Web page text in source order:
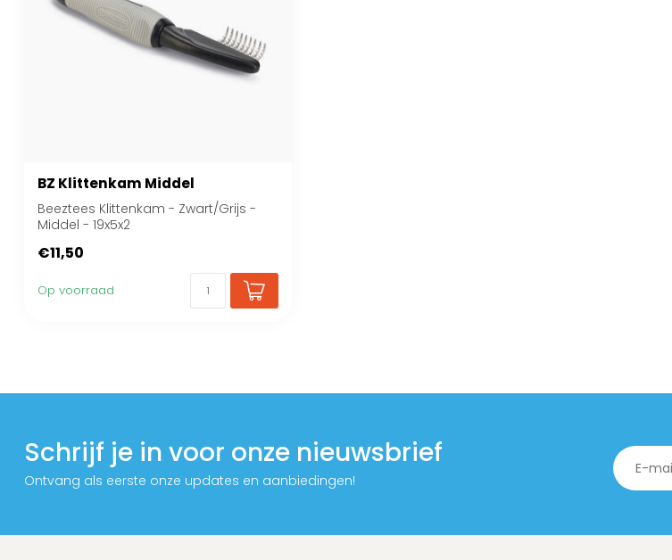
BZ Klittenkam Middel
Beeztees Klittenkam - Zwart/Grijs -
Middel - 19x5x2
€11,50
Op voorraad
Schrijf je in voor onze nieuwsbrief
Ontvang als eerste onze updates en aanbiedingen!